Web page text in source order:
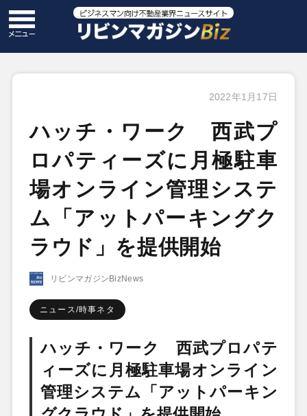
2022年1月17日
ハッチ・ワーク 西武プ
ロパティーズに月極駐車
場オンライン管理システ
ム「アットパーキングク
ラウド」を提供開始
リビンマガジンBizNews
ニュース/時事ネタ
ハッチ・ワーク 西武プロパテ
ィーズに月極駐車場オンライン
管理システム「アットパーキン